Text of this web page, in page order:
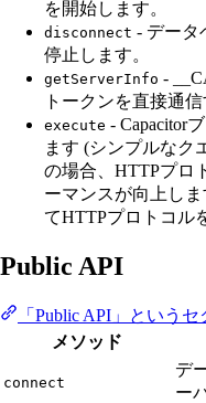
を開始します。
disconnect - データ
停止します。
getServerInfo -
トークンを直接通
execute - Capacitor
ます (シンプルなク
の場合、HTTPプロ
ーマンスが向上しま
てHTTPプロトコル
Public API
「Public API」という
メソッド
connect
デ
ー